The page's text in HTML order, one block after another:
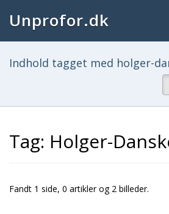
Unprofor.dk
Indhold tagget med holger-
Tag: Holger-
Fandt 1 side, 0 artikler og 2 billeder.